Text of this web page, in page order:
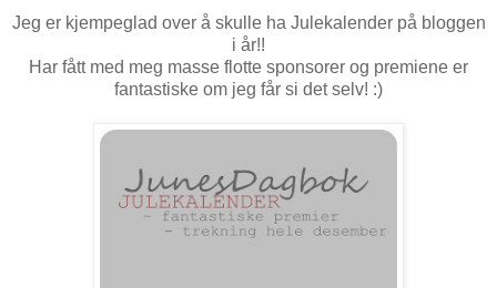
Jeg er kjempeglad over å skulle ha Julekalender på bloggen
i år!!
Har fått med meg masse flotte sponsorer og premiene er
fantastiske om jeg får si det selv! :)